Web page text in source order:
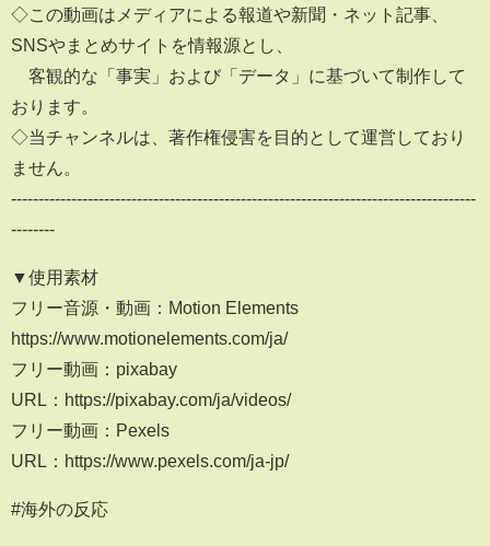
◇この動画はメディアによる報道や新聞・ネット記事、
SNSやまとめサイトを情報源とし、
客観的な「事実」および「データ」に基づいて制作して
おります。
◇当チャンネルは、著作権侵害を目的として運営しており
ません。
-------------------------------------------------------------------------------------
--------
▼使用素材
フリー音源・動画：Motion Elements
https://www.motionelements.com/ja/
フリー動画：pixabay
URL：https://pixabay.com/ja/videos/
フリー動画：Pexels
URL：https://www.pexels.com/ja-jp/
#海外の反応